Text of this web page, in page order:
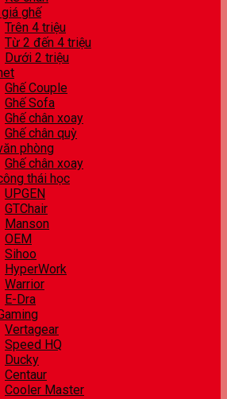
ghế
Trên 4 triệu
Từ 2 đến 4 triệu
Dưới 2 triệu
Ghế Couple
Ghế Sofa
Ghế chân xoay
Ghế chân quỳ
phòng
Ghế chân xoay
thái học
UPGEN
GTChair
Manson
OEM
Sihoo
HyperWork
Warrior
E-Dra
Vertagear
Speed HQ
Ducky
Centaur
Cooler Master